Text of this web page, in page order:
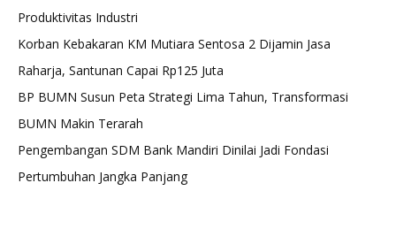
Produktivitas Industri
Korban Kebakaran KM Mutiara Sentosa 2 Dijamin Jasa
Raharja, Santunan Capai Rp125 Juta
BP BUMN Susun Peta Strategi Lima Tahun, Transformasi
BUMN Makin Terarah
Pengembangan SDM Bank Mandiri Dinilai Jadi Fondasi
Pertumbuhan Jangka Panjang